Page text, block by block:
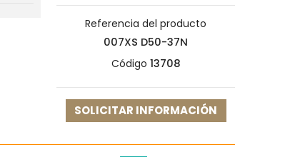
Referencia del producto
007XS D50-37N
Código 13708
SOLICITAR INFORMACIÓN